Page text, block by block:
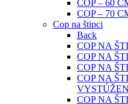
COP – 60
COP – 70
Cop na štipci
Back
COP NA
COP NA
COP NA
COP NA
COP NA